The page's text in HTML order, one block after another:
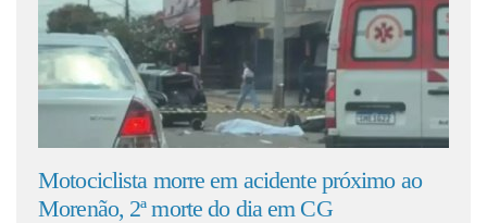
Fale Conosco
morre em acidente próximo ao
2ª morte do dia em CG
Batida